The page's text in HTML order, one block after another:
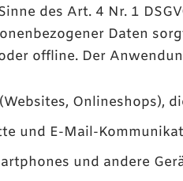
des Art. 4 Nr. 1
Daten
offline. Der
Onlineshops),
und E-Mail-
und andere